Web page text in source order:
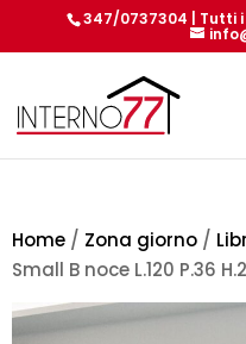
347/0737304 | Tutti i
Home / Zona giorno /
Small B noce L.120 P.36